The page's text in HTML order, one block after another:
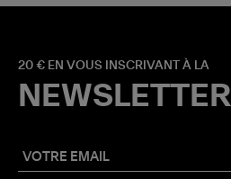
20 € EN VOUS INSCRIVANT À LA
NEWSLETTER